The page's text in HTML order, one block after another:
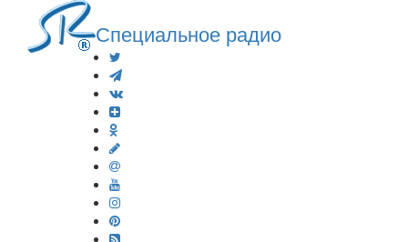
Специальное радио